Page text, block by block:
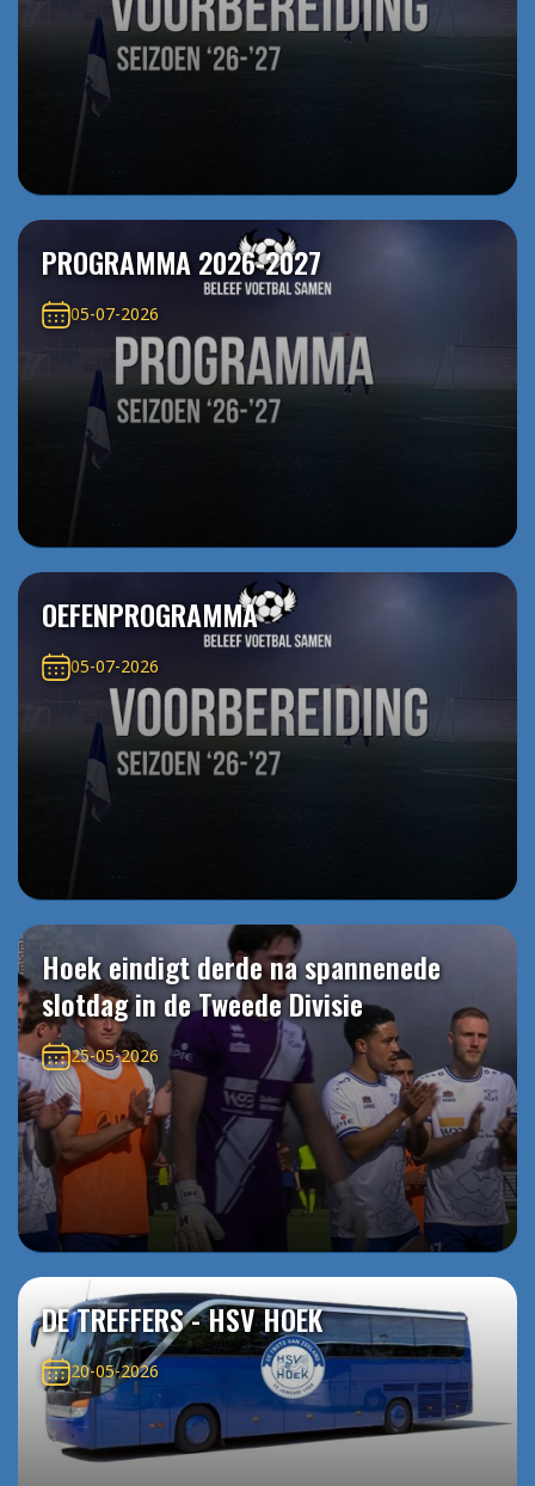
PROGRAMMA 2026-2027
05-07-2026
OEFENPROGRAMMA
05-07-2026
Hoek eindigt derde na spannenede
slotdag in de Tweede Divisie
25-05-2026
DE TREFFERS - HSV HOEK
20-05-2026